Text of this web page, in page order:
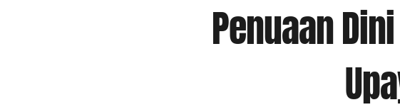
Penuaan